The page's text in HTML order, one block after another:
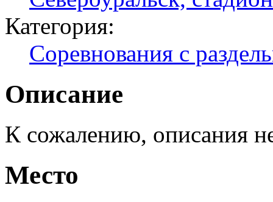
Категория:
Соревнования с
Описание
К сожалению, описания
Место